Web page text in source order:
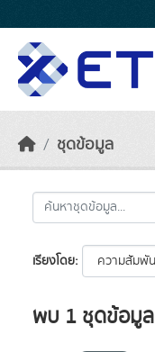
ชุดข้อมูล
เรียงโดย
พบ 1 ชุดข้อมูล